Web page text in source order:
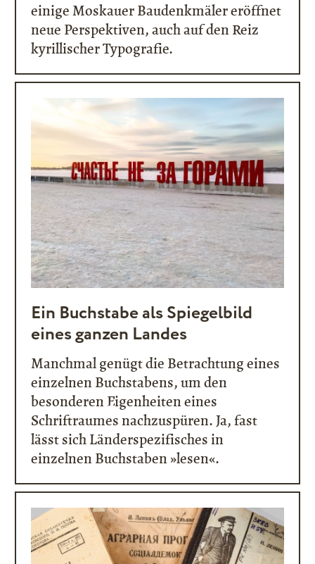
einige Moskauer Baudenkmäler eröffnet
neue Perspektiven, auch auf den Reiz
kyrillischer Typografie.
Ein Buchstabe als Spiegelbild
eines ganzen Landes
Manchmal genügt die Betrachtung eines
einzelnen Buchstabens, um den
besonderen Eigenheiten eines
Schriftraumes nachzuspüren. Ja, fast
lässt sich Länderspezifisches in
einzelnen Buchstaben »lesen«.